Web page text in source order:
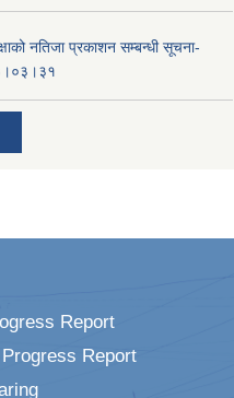
नतिजा प्रकाशन सम्बन्धी सूचना-
Report
Report